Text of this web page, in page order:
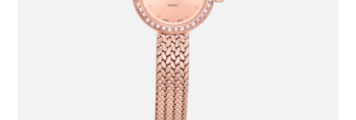
AE60001AGD, AE60001ARG, AE60001ASV